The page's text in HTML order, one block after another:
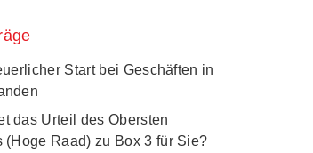
Start bei Geschäften in
das Urteil des Obersten
(Hoge Raad) zu Box 3 für Sie?